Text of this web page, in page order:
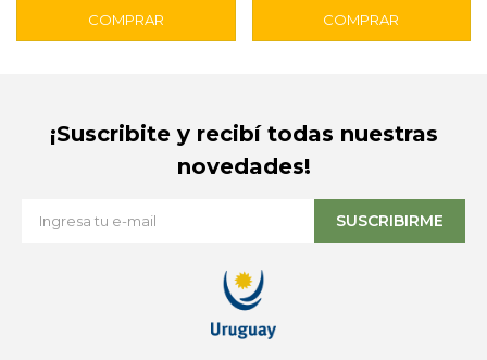
¡Suscribite y recibí todas nuestras
novedades!
SUSCRIBIRME